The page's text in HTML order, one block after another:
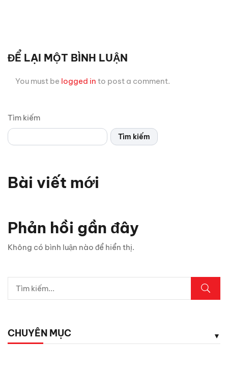
Tìm kiếm
Tìm kiếm
Bài viết mới
Chỉ 1 sợi cáp, Android Box Santek ST830 lột xác hoàn
toàn màn hình zin ô tô!
5 vị trí trên ô tô cần kiểm tra ngay sau mưa lớn
Top dụng cụ cứu hộ mọi tài xế cần có phòng khi hết ắc
Phản hồi gần đây
Không có bình luận nào để hiển thị.
CHUYÊN MỤC
ĐỂ LẠI MỘT BÌNH LUẬN
You must be logged in to post a comment.